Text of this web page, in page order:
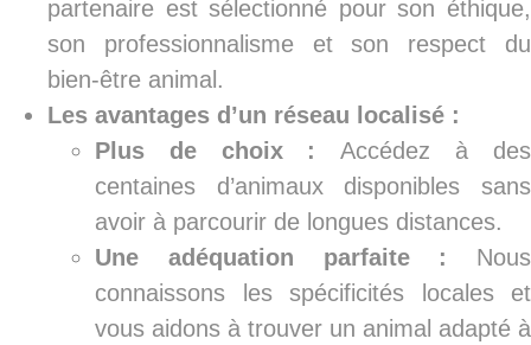
partenaire est sélectionné pour son éthique,
son professionnalisme et son respect du
bien-être animal.
Les avantages d’un réseau localisé :
Plus de choix :
Accédez à des
centaines d’animaux disponibles sans
avoir à parcourir de longues distances.
Une adéquation parfaite :
Nous
connaissons les spécificités locales et
vous aidons à trouver un animal adapté à